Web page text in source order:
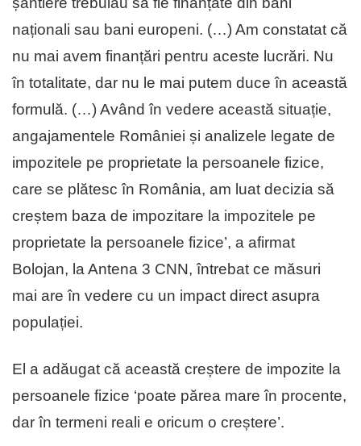
naționali sau bani europeni. (…) Am constatat că
nu mai avem finanțări pentru aceste lucrări. Nu
în totalitate, dar nu le mai putem duce în această
formulă. (…) Având în vedere această situație,
angajamentele României și analizele legate de
impozitele pe proprietate la persoanele fizice,
care se plătesc în România, am luat decizia să
creștem baza de impozitare la impozitele pe
proprietate la persoanele fizice’, a afirmat
Bolojan, la Antena 3 CNN, întrebat ce măsuri
mai are în vedere cu un impact direct asupra
populației.
El a adăugat că această creștere de impozite la
persoanele fizice ‘poate părea mare în procente,
dar în termeni reali e oricum o creștere’.